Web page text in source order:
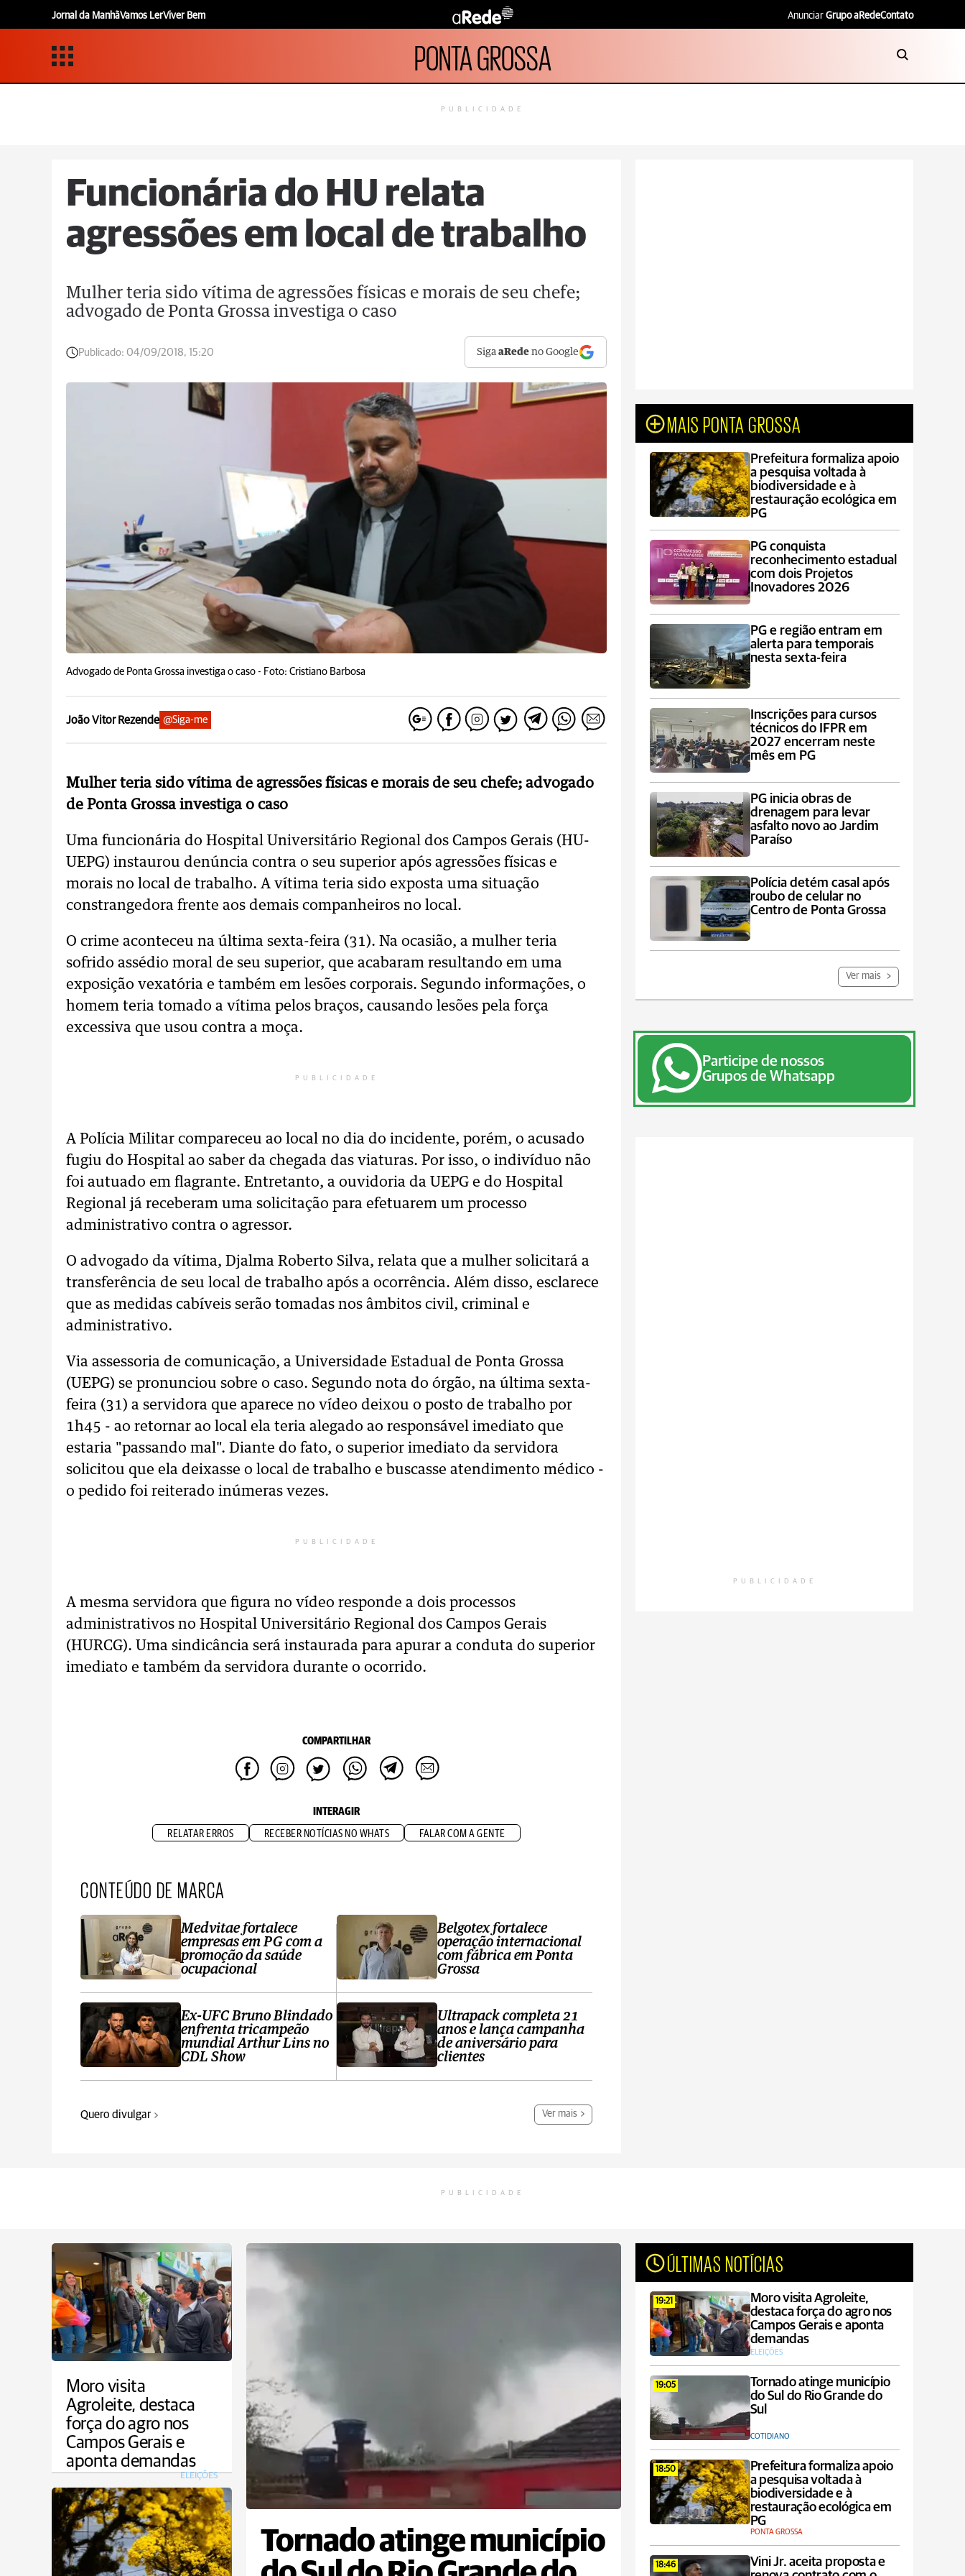
Jornal da ManhãVamos LerViver Bem Anunciar Grupo aRedeContato
PONTA GROSSA
PUBLICIDADE
Funcionária do HU relata
agressões em local de trabalho
Mulher teria sido vítima de agressões físicas e morais de seu chefe;
advogado de Ponta Grossa investiga o caso
Publicado: 04/09/2018, 15:20 SigaaRede no Google
Advogado de Ponta Grossa investiga o caso - Foto: Cristiano Barbosa
João Vitor Rezende @Siga-me
Mulher teria sido vítima de agressões físicas e morais de seu chefe; advogado
de Ponta Grossa investiga o caso
Uma funcionária do Hospital Universitário Regional dos Campos Gerais (HU-
UEPG) instaurou denúncia contra o seu superior após agressões físicas e
morais no local de trabalho. A vítima teria sido exposta uma situação
constrangedora frente aos demais companheiros no local.
O crime aconteceu na última sexta-feira (31). Na ocasião, a mulher teria
sofrido assédio moral de seu superior, que acabaram resultando em uma
exposição vexatória e também em lesões corporais. Segundo informações, o
homem teria tomado a vítima pelos braços, causando lesões pela força
excessiva que usou contra a moça.
PUBLICIDADE
A Polícia Militar compareceu ao local no dia do incidente, porém, o acusado
fugiu do Hospital ao saber da chegada das viaturas. Por isso, o indivíduo não
foi autuado em flagrante. Entretanto, a ouvidoria da UEPG e do Hospital
Regional já receberam uma solicitação para efetuarem um processo
administrativo contra o agressor.
O advogado da vítima, Djalma Roberto Silva, relata que a mulher solicitará a
transferência de seu local de trabalho após a ocorrência. Além disso, esclarece
que as medidas cabíveis serão tomadas nos âmbitos civil, criminal e
administrativo.
Via assessoria de comunicação, a Universidade Estadual de Ponta Grossa
(UEPG) se pronunciou sobre o caso. Segundo nota do órgão, na última sexta-
feira (31) a servidora que aparece no vídeo deixou o posto de trabalho por
1h45 - ao retornar ao local ela teria alegado ao responsável imediato que
estaria "passando mal". Diante do fato, o superior imediato da servidora
solicitou que ela deixasse o local de trabalho e buscasse atendimento médico -
o pedido foi reiterado inúmeras vezes.
PUBLICIDADE
A mesma servidora que figura no vídeo responde a dois processos
administrativos no Hospital Universitário Regional dos Campos Gerais
(HURCG). Uma sindicância será instaurada para apurar a conduta do superior
imediato e também da servidora durante o ocorrido.
COMPARTILHAR
INTERAGIR
RELATAR ERROS RECEBER NOTÍCIAS NO WHATS FALAR COM A GENTE
CONTEÚDO DE MARCA
Medvitae fortalece
empresas em PG com a
promoção da saúde
ocupacional
Ex-UFC Bruno Blindado
enfrenta tricampeão
mundial Arthur Lins no
CDL Show
Belgotex fortalece
operação internacional
com fábrica em Ponta
Grossa
Ultrapack completa 21
anos e lança campanha
de aniversário para
clientes
Quero divulgar Ver mais
MAIS PONTA GROSSA
Prefeitura formaliza apoio
a pesquisa voltada à
biodiversidade e à
restauração ecológica em
PG
PG conquista
reconhecimento estadual
com dois Projetos
Inovadores 2026
PG e região entram em
alerta para temporais
nesta sexta-feira
Inscrições para cursos
técnicos do IFPR em
2027 encerram neste
mês em PG
PG inicia obras de
drenagem para levar
asfalto novo ao Jardim
Paraíso
Polícia detém casal após
roubo de celular no
Centro de Ponta Grossa
Ver mais
Participe de nossos
Grupos de Whatsapp
PUBLICIDADE
PUBLICIDADE
Moro visita
Agroleite, destaca
força do agro nos
Campos Gerais e
aponta demandas
ELEIÇÕES
Tornado atinge município
ÚLTIMAS NOTÍCIAS
19:21
Moro visita Agroleite,
destaca força do agro nos
Campos Gerais e aponta
demandas
ELEIÇÕES
19:05
Tornado atinge município
do Sul do Rio Grande do
Sul
COTIDIANO
18:50
Prefeitura formaliza apoio
a pesquisa voltada à
biodiversidade e à
restauração ecológica em
PG
PONTA GROSSA
18:46
Vini Jr. aceita proposta e